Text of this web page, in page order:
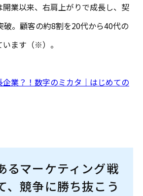
業以来、右肩上がりで成長し、契
破。顧客の約8割を20代から40代の
ます（※）。
業？！数字のミカタ｜はじめての
るマーケティング戦
、競争に勝ち抜こう